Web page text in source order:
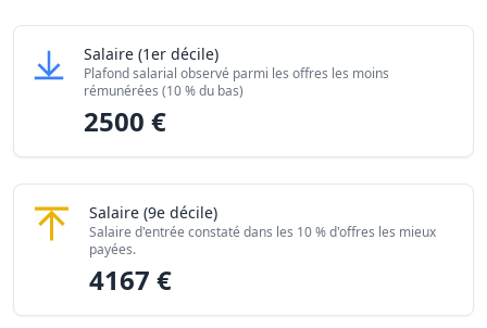
Grille salariale Ingénieur / Ingénieure sûreté en industrie
Niveau de salaire (Déciles)
Salaire minimum (10% les moins rémunérés)
Salaire maximum (10% les mieux rémunérés)
Salaire Ingénieur / Ingénieure sûreté en industrie
(1er décile)
Plafond salarial observé parmi les offres les moins
rémunérées (10 % du bas)
2500 €
Salaire Ingénieur / Ingénieure sûreté en industrie
(9e décile)
Salaire d'entrée constaté dans les 10 % d'offres les mieux
payées.
4167 €